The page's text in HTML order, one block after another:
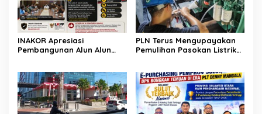
INAKOR Apresiasi
Pembangunan Alun Alun
Penjelasan Positif
PLN Terus Mengupayakan
Pemulihan Pasokan Listrik